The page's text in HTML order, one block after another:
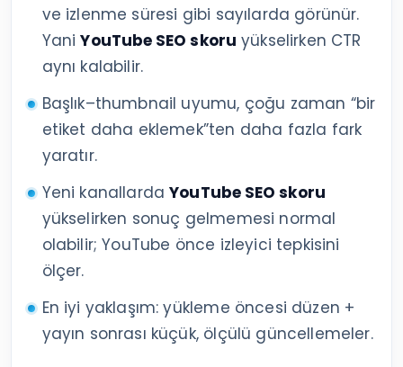
ve izlenme süresi gibi sayılarda görünür.
YaniYouTube SEO skoru yükselirken CTR
aynı kalabilir.
Başlık–thumbnail uyumu, çoğu zaman “bir
etiket daha eklemek”ten daha fazla fark
yaratır.
Yeni kanallardaYouTube SEO skoru
yükselirken sonuç gelmemesi normal
olabilir; YouTube önce izleyici tepkisini
ölçer.
En iyi yaklaşım: yükleme öncesi düzen +
yayın sonrası küçük, ölçülü güncellemeler.